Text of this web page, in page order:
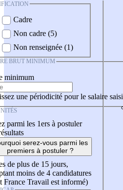
Cadre
Non cadre (5)
Non renseignée (1)
BRUT MINIMUM
minimum
une périodicité pour le salaire saisi
parmi les 1ers à postuler
serez-vous parmi les
premiers à postuler ?
de plus de 15 jours,
moins de 4 candidatures
France Travail est informé)